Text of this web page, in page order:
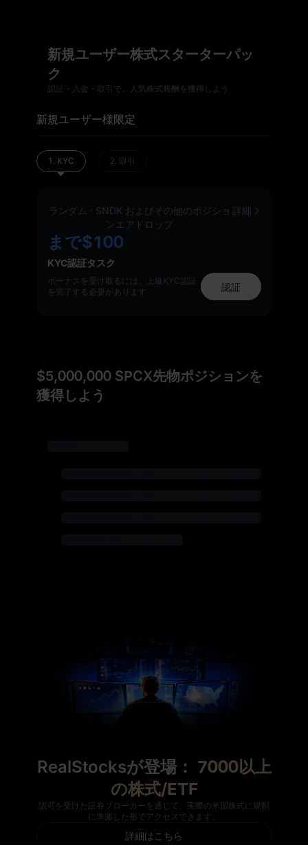
新規ユーザー株式スターターパッ
ク
認証・入金・取引で、人気株式報酬を獲得しよう
新規ユーザー様限定
1. KYC 2. 取引
ランダム
SNDK およびその他のポジショ
ンエアドロップ
まで$100
詳細
KYC認証タスク
ボーナスを受け取るには、上級KYC認証
を完了する必要があります
認証
$5,000,000 SPCX先物ポジションを
獲得しよう
RealStocksが登場： 7000以上
の株式/ETF
認可を受けた証券ブローカーを通じて、実際の米国株式に規制
に準拠した形でアクセスできます。
詳細はこちら